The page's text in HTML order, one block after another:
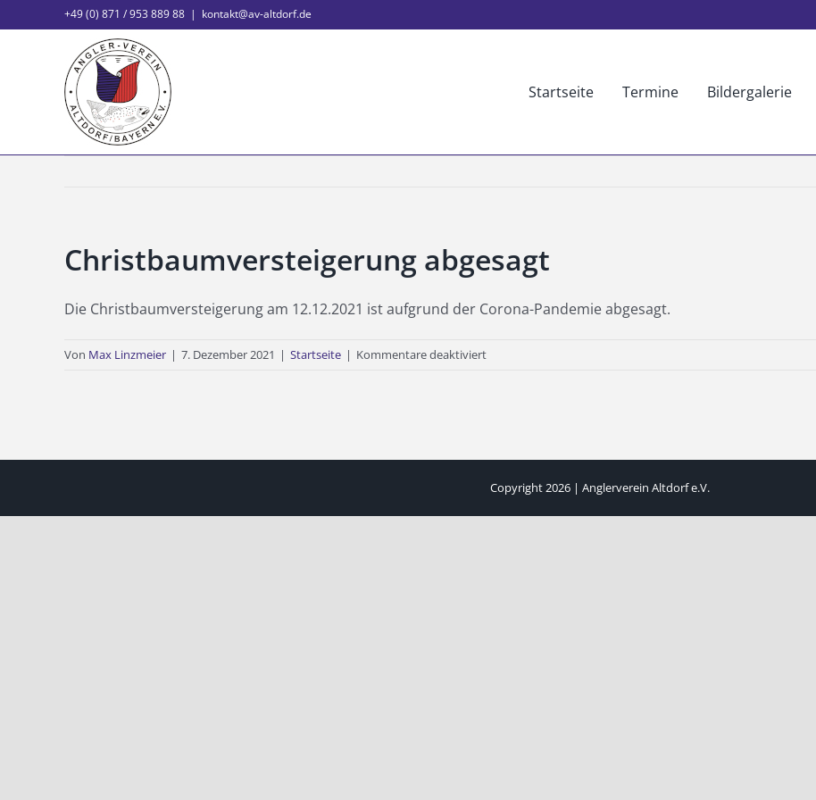
+49 (0) 871 / 953 889 88 | kontakt@av-altdorf.de
Startseite Termine Bildergalerie
Christbaumversteigerung abgesagt
Die Christbaumversteigerung am 12.12.2021 ist aufgrund der Corona-Pandemie abgesagt.
Von Max Linzmeier | 7. Dezember 2021 | Startseite | Kommentare deaktiviertfür
Copyright 2026 | Anglerverein Altdorf e.V.